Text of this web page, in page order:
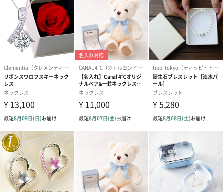
結婚祝い（御結婚御
祝）（110円）
出産祝い（御出産御
祝）（110円）
内祝い_蝶結
（110円）
結婚祝いちょい足しギフト
結婚祝いギフトへの＋αにおすすめです。新生活を彩るギフトオプ
ションをご用意いたしました。
商品と同梱してお届けいたします。